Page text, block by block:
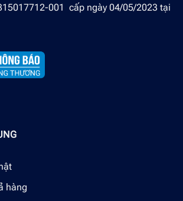
001 cấp ngày 04/05/2023 tại
hàng